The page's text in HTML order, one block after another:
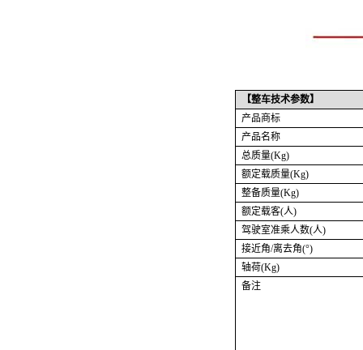
【整车技术参数】
产品商标
产品名称
总质量(Kg)
额定载质量(Kg)
整备质量(Kg)
额定载客(人)
驾驶室准乘人数(人)
接近角/离去角(°)
轴荷(Kg)
备注